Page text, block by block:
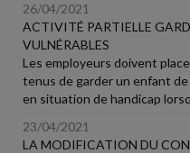
26/04/2021
ACTIVITÉ PARTIELLE
VULNÉRABLES
Les employeurs doivent
tenus de garder un enfant
en situation de handicap
23/04/2021
LA MODIFICATION DU